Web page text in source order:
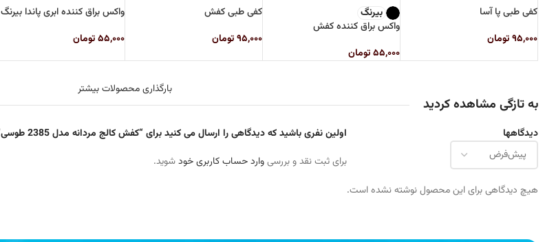
کفی طبی پا آسا
۹۵,۰۰۰تومان
بیرنگ
واکس براق کننده کفش
۵۵,۰۰۰تومان
کفی طبی کفش
۹۵,۰۰۰تومان
واکس براق کننده ابری پاندا بیرنگ
۵۵,۰۰۰ تومان
بارگذاری محصولات بیشتر
به تازگی مشاهده کردید
دیدگاهها
هیچ دیدگاهی برای این محصول نوشته نشده است.
اولین نفری باشید که دیدگاهی را ارسال می کنید برای “کفش کالج مردانه مدل 2385 طوسی”
برای ثبت نقد و بررسیوارد حساب کاربری خودشوید.